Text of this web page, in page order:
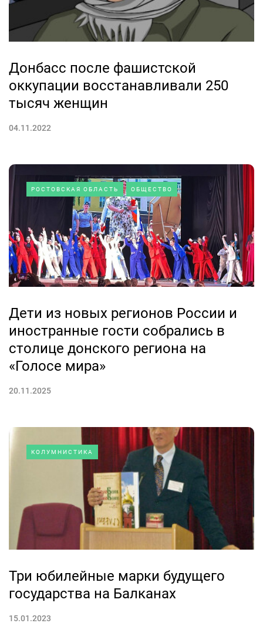
Донбасс после фашистской
оккупации восстанавливали 250
тысяч женщин
04.11.2022
РОСТОВСКАЯ ОБЛАСТЬ ОБЩЕСТВО
Дети из новых регионов России и
иностранные гости собрались в
столице донского региона на
«Голосе мира»
20.11.2025
КОЛУМНИСТИКА
Три юбилейные марки будущего
государства на Балканах
15.01.2023